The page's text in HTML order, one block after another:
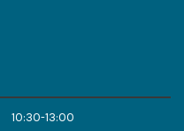
10:30-13:00